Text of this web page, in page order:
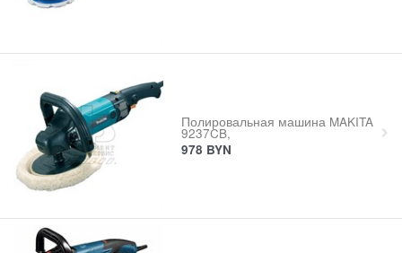
Полировальная машина MAKITA
9237CB,
978 BYN